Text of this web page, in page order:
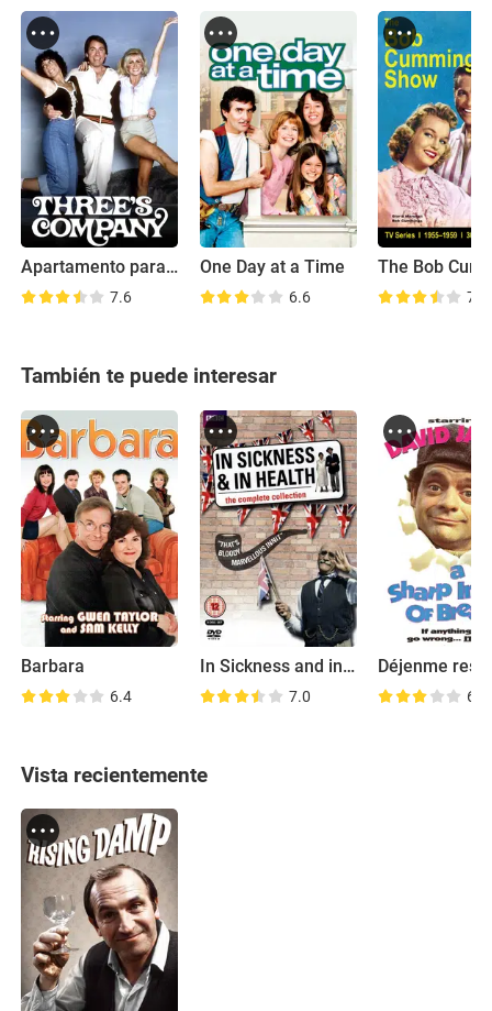
Apartamento para tres
7.6
One Day at a Time
6.6 7.7
También te puede interesar
Barbara
6.4
In Sickness and in Health
7.0
Déjenme
6.7
Vista recientemente